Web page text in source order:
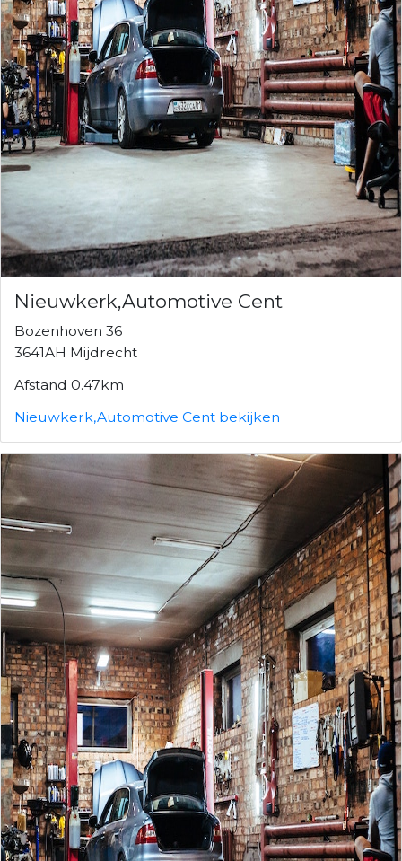
Nieuwkerk,Automotive Cent
Bozenhoven 36
3641AH Mijdrecht
Afstand 0.47km
Nieuwkerk,Automotive Cent bekijken